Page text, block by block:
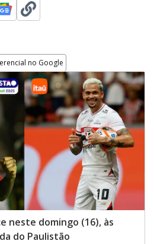
no Google
neste domingo (16), às
do Paulistão